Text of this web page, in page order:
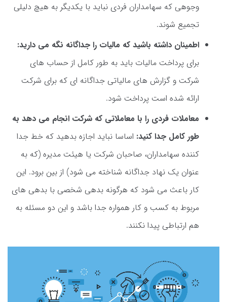
وجوهی که سهامداران فردی نباید با یکدیگر به هیچ دلیلی
تجمیع شوند.
اطمینان داشته باشید که مالیات را جداگانه نگه می دارید:
برای پرداخت مالیات باید به طور کامل از حساب های
شرکت و گزارش های مالیاتی جداگانه ای که برای شرکت
ارائه شده است پرداخت شود.
معاملات فردی را با معاملاتی که شرکت انجام می دهد به
طور کامل جدا کنید: اساسا نباید اجازه بدهید که خط جدا
کننده سهامداران، صاحبان شرکت یا هیئت مدیره (که به
عنوان یک نهاد جداگانه شناخته می شود) از بین برود. این
کار باعث می شود که هرگونه بدهی شخصی با بدهی های
مربوط به کسب و کار همواره جدا باشد و این دو مسئله به
هم ارتباطی پیدا نکنند.